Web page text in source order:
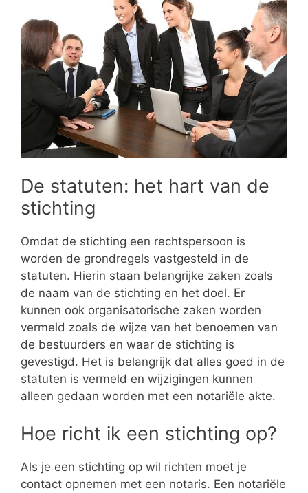
De statuten: het hart van de
stichting
Omdat de stichting een rechtspersoon is
worden de grondregels vastgesteld in de
statuten. Hierin staan belangrijke zaken zoals
de naam van de stichting en het doel. Er
kunnen ook organisatorische zaken worden
vermeld zoals de wijze van het benoemen van
de bestuurders en waar de stichting is
gevestigd. Het is belangrijk dat alles goed in de
statuten is vermeld en wijzigingen kunnen
alleen gedaan worden met een notariële akte.
Hoe richt ik een stichting op?
Als je een stichting op wil richten moet je
contact opnemen met een notaris. Een notariële